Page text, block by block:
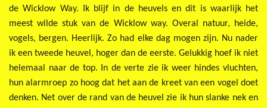
de Wicklow Way. Ik blijf in de heuvels en dit is waarlijk het
meest wilde stuk van de Wicklow way. Overal natuur, heide,
vogels, bergen. Heerlijk. Zo had elke dag mogen zijn. Nu nader
ik een tweede heuvel, hoger dan de eerste. Gelukkig hoef ik niet
helemaal naar de top. In de verte zie ik weer hindes vluchten,
hun alarmroep zo hoog dat het aan de kreet van een vogel doet
denken. Net over de rand van de heuvel zie ik hun slanke nek en